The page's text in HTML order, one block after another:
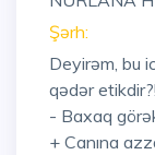
Şərh:
Deyirəm, bu
qədər etikdir?!
- Baxaq
+ Canına